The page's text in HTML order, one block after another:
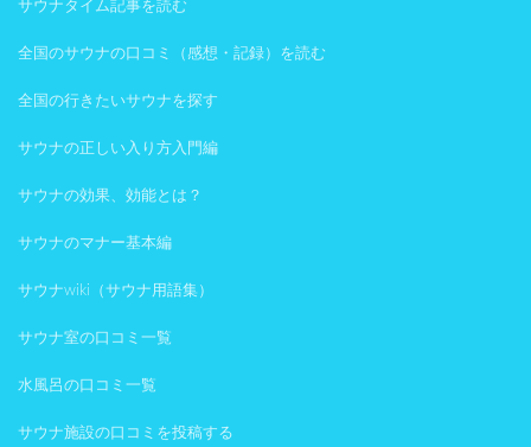
サウナタイム記事を読む
全国のサウナの口コミ（感想・記録）を読む
全国の行きたいサウナを探す
サウナの正しい入り方入門編
サウナの効果、効能とは？
サウナのマナー基本編
サウナwiki（サウナ用語集）
サウナ室の口コミ一覧
水風呂の口コミ一覧
サウナ施設の口コミを投稿する